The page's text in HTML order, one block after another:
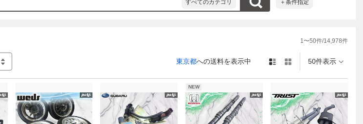
すべてのカテゴリ ＋条件指定
1〜50件/14,978件
東京都への送料を表示中 50件表示
NEW